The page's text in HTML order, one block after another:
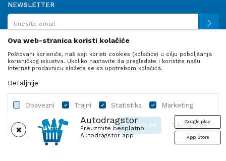
Autodragstor
Preuzmite besplatno
Autodragstor app
Google play
App Store
NEWSLETTER
PRATITE NAS
Autodelovi Ulje i tečnosti
Ova web-stranica koristi kolačiće
Poštovani korisniče, naš sajt koristi cookies (kolačiće) u cilju poboljšanja
korisničkog iskustva. Ukoliko nastavite da pregledate i koristite našu
Internet prodavnicu slažete se sa upotrebom kolačića.
Detaljnije
Obavezni Trajni Statistika Marketing
Saznaj više
Slažem se